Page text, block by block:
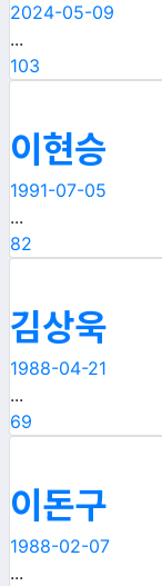
2024-05-09
...
103
이현승
1991-07-05
...
82
김상욱
1988-04-21
...
69
이돈구
1988-02-07
...